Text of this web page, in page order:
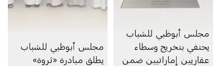
مجلس أبوظبي للشباب
يحتفي بتخريج وسطاء
عقاريين إماراتيين ضمن
مجلس أبوظبي للشباب
يطلق مبادرة «ثروة»